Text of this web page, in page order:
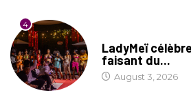
4
LadyMeï
faisant du...
August 3, 2026